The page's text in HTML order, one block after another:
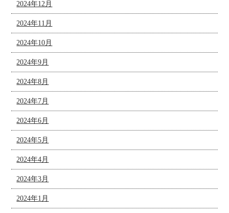
2024年12月
2024年11月
2024年10月
2024年9月
2024年8月
2024年7月
2024年6月
2024年5月
2024年4月
2024年3月
2024年1月